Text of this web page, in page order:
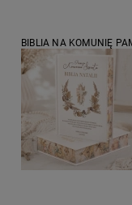
BIBLIA NA KOMUNIĘ